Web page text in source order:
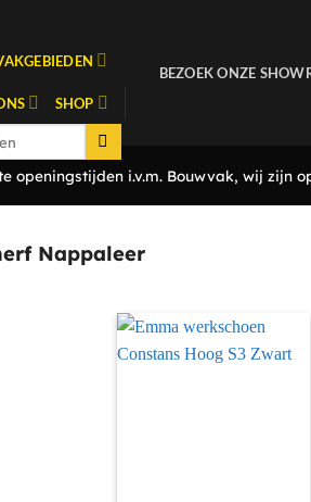
SHOP
BEZOEK ONZE
openingstijden i.v.m. Bouwvak, wij zijn
Nappaleer